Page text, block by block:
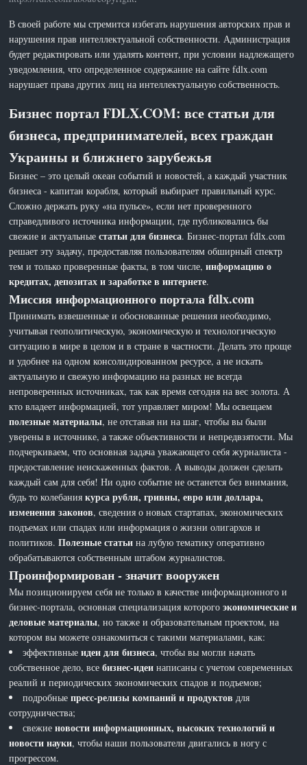
В своей работе мы стремится избегать нарушения авторских прав и
нарушения прав интеллектуальной собственности. Администрация
будет редактировать или удалять контент, при условии надлежащего
уведомления, что определенное содержание на сайте fdlx.com
нарушает права других лиц на интеллектуальную собственность.
Бизнес портал FDLX.COM: все статьи для
бизнеса, предпринимателей, всех граждан
Украины и ближнего зарубежья
Бизнес – это целый океан событий и новостей, а каждый участник
бизнеса - капитан корабля, который выбирает правильный курс.
Сложно держать руку «на пульсе», если нет проверенного
справедливого источника информации, где публиковались бы
свежие и актуальныестатьи для бизнеса. Бизнес-портал fdlx.com
решает эту задачу, предоставляя пользователям обширный спектр
тем и только проверенные факты, в том числе,информацию о
кредитах, депозитах и заработке в интернете.
Миссия информационного портала fdlx.com
Принимать взвешенные и обоснованные решения необходимо,
учитывая геополитическую, экономическую и технологическую
ситуацию в мире в целом и в стране в частности. Делать это проще
и удобнее на одном консолидированном ресурсе, а не искать
актуальную и свежую информацию на разных не всегда
непроверенных источниках, так как время сегодня на вес золота. А
кто владеет информацией, тот управляет миром! Мы освещаем
полезные материалы, не отставая ни на шаг, чтобы вы были
уверены в источнике, а также объективности и непредвзятости. Мы
подчеркиваем, что основная задача уважающего себя журналиста -
предоставление неискаженных фактов. А выводы должен сделать
каждый сам для себя! Ни одно событие не останется без внимания,
будь то колебаниякурса рубля, гривны, евро или доллара,
изменения законов, сведения о новых стартапах, экономических
подъемах или спадах или информация о жизни олигархов и
политиков.Полезные статьи на лубую тематику оперативно
обрабатываются собственным штабом журналистов.
Проинформирован - значит вооружен
Мы позиционируем себя не только в качестве информационного и
бизнес-портала, основная специализация которогоэкономические и
деловые материалы, но также и образовательным проектом, на
котором вы можете ознакомиться с такими материалами, как:
эффективныеидеи для бизнеса, чтобы вы могли начать
собственное дело, всебизнес-идеи написаны с учетом современных
реалий и периодических экономических спадов и подъемов;
подробныепресс-релизы компаний и продуктов для
сотрудничества;
свежиеновости информационных, высоких технологий и
новости науки, чтобы наши пользователи двигались в ногу с
прогрессом.